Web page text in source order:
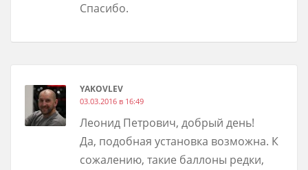
Спасибо.
YAKOVLEV
03.03.2016 в 16:49
Леонид Петрович, добрый день!
Да, подобная установка возможна. К
сожалению, такие баллоны редки,